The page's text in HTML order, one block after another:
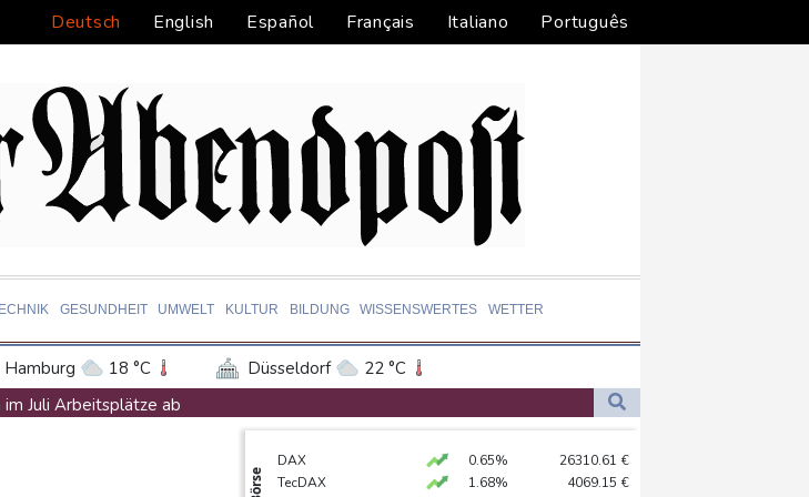
Deutsch English Español Français Italiano Português
GESUNDHEIT UMWELT KULTUR BILDUNG WISSENSWERTES WETTER
Hamburg 18 °C Düsseldorf
22 °C
Leipzig
Bremen
Wien
Juli Arbeitsplätze ab
mit mehr als 900 Pflanzen in Kerpen - Festnahme
Börse
DAX 0.65% 26310.61 €
TecDAX
1.68% 4069.15 €